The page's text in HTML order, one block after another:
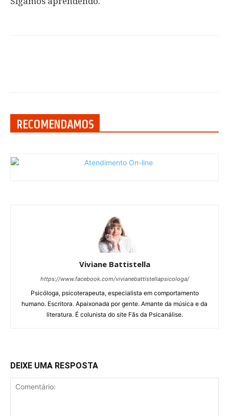
RECOMENDAMOS
Viviane Battistella
https://www.facebook.com/vivianebattistellapsicologa/
Psicóloga, psicoterapeuta, especialista em comportamento
humano. Escritora. Apaixonada por gente. Amante da música e da
literatura. É colunista do site Fãs da Psicanálise.
DEIXE UMA RESPOSTA